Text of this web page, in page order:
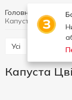
Головна
Капуста Цвітна
Усі Помідори
Капуста